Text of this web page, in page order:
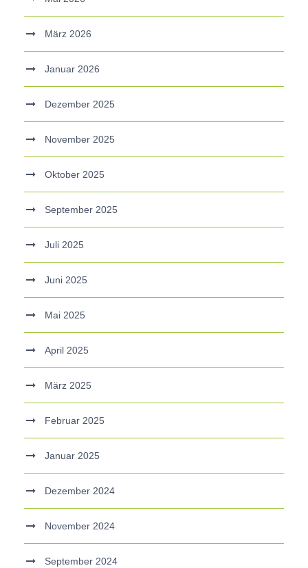
März 2026
Januar 2026
Dezember 2025
November 2025
Oktober 2025
September 2025
Juli 2025
Juni 2025
Mai 2025
April 2025
März 2025
Februar 2025
Januar 2025
Dezember 2024
November 2024
September 2024